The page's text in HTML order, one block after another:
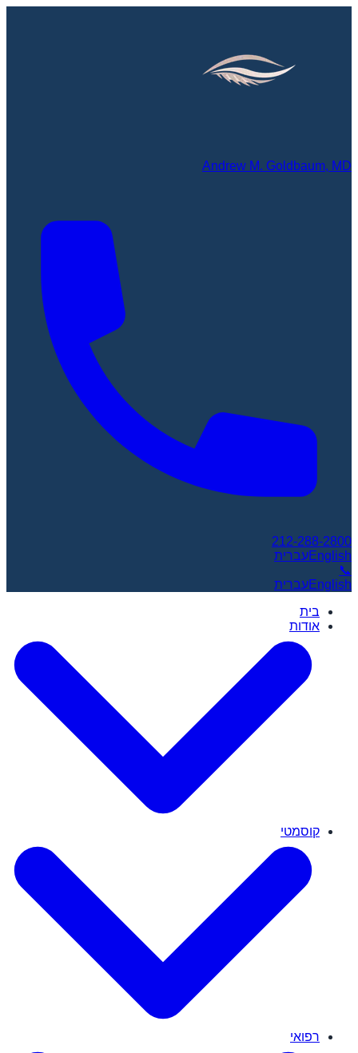
Andrew M. Goldbaum, MD
212-288-2800
Englishעברית
📞
Englishעברית
בית
אודות
קוסמטי
רפואי